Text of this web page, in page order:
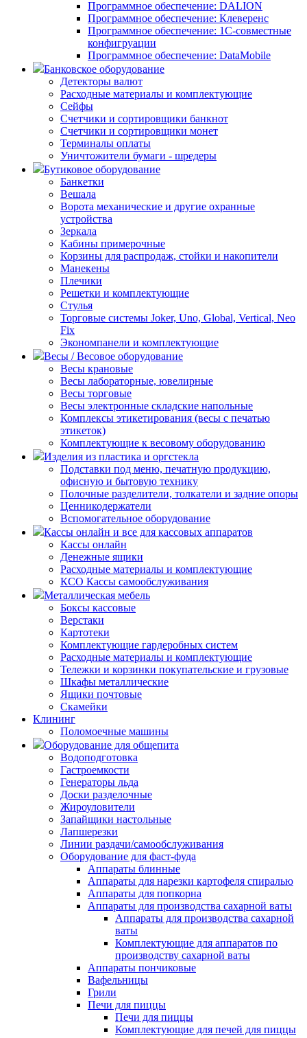
Программное обеспечение: DALION
Программное обеспечение: Клеверенс
Программное обеспечение: 1С-совместные
конфигруации
Программное обеспечение: DataMobile
Банковское оборудование
Детекторы валют
Расходные материалы и комплектующие
Сейфы
Счетчики и сортировщики банкнот
Счетчики и сортировщики монет
Терминалы оплаты
Уничтожители бумаги - шредеры
Бутиковое оборудование
Банкетки
Вешала
Ворота механические и другие охранные
устройства
Зеркала
Кабины примерочные
Корзины для распродаж, стойки и накопители
Манекены
Плечики
Решетки и комплектующие
Стулья
Торговые системы Joker, Uno, Global, Vertical, Neo
Fix
Экономпанели и комплектующие
Весы / Весовое оборудование
Весы крановые
Весы лабораторные, ювелирные
Весы торговые
Весы электронные складские напольные
Комплексы этикетирования (весы с печатью
этикеток)
Комплектующие к весовому оборудованию
Изделия из пластика и оргстекла
Подставки под меню, печатную продукцию,
офисную и бытовую технику
Полочные разделители, толкатели и задние опоры
Ценникодержатели
Вспомогательное оборудование
Кассы онлайн и все для кассовых аппаратов
Кассы онлайн
Денежные ящики
Расходные материалы и комплектующие
КСО Кассы самообслуживания
Металлическая мебель
Боксы кассовые
Верстаки
Картотеки
Комплектующие гардеробных систем
Расходные материалы и комплектующие
Тележки и корзинки покупательские и грузовые
Шкафы металлические
Ящики почтовые
Скамейки
Клининг
Поломоечные машины
Оборудование для общепита
Водоподготовка
Гастроемкости
Генераторы льда
Доски разделочные
Жироуловители
Запайщики настольные
Лапшерезки
Линии раздачи/самообслуживания
Оборудование для фаст-фуда
Аппараты блинные
Аппараты для нарезки картофеля спиралью
Аппараты для попкорна
Аппараты для производства сахарной ваты
Аппараты для производства сахарной
ваты
Комплектующие для аппаратов по
производству сахарной ваты
Аппараты пончиковые
Вафельницы
Грили
Печи для пиццы
Печи для пиццы
Комплектующие для печей для пиццы